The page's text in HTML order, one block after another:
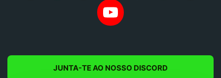
YouTube
JUNTA-TE AO NOSSO DISCORD